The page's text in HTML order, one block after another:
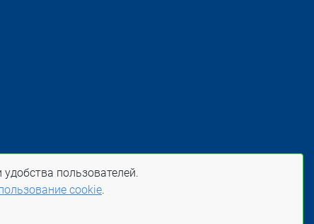
пользователей.
cookie.